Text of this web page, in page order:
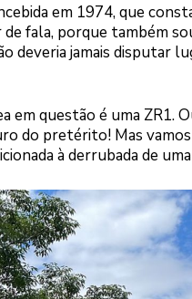
em 1974, que
fala, porque também
deveria jamais disputar
em questão é uma ZR1.
do pretérito! Mas
à derrubada de